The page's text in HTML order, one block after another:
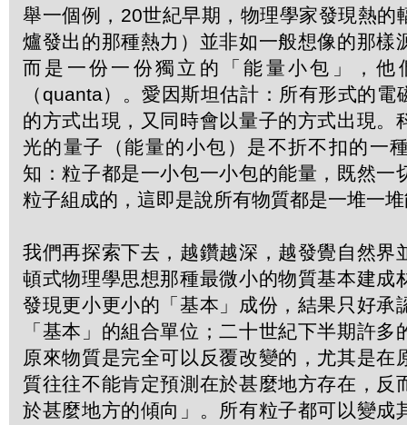
舉一個例，20世紀早期，物理學家發現熱的
爐發出的那種熱力）並非如一般想像的那樣
而是一份一份獨立的「能量小包」，他
（quanta）。愛因斯坦估計：所有形式的電
的方式出現，又同時會以量子的方式出現。
光的量子（能量的小包）是不折不扣的一
知：粒子都是一小包一小包的能量，既然一
粒子組成的，這即是說所有物質都是一堆一
我們再探索下去，越鑽越深，越發覺自然界
頓式物理學思想那種最微小的物質基本建成
發現更小更小的「基本」成份，結果只好承
「基本」的組合單位；二十世紀下半期許多
原來物質是完全可以反覆改變的，尤其是在
質往往不能肯定預測在於甚麼地方存在，反
於甚麼地方的傾向」。所有粒子都可以變成